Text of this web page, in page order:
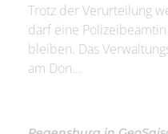
Trotz der Verurteilung
darf eine
bleiben. Das
am Don...